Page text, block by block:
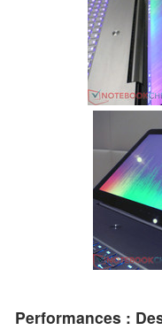
Performances :